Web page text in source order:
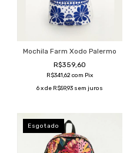
Mochila Farm Xodo Palermo
R$359,60
R$341,62com Pix
6x de R$59,93 sem juros
Esgotado